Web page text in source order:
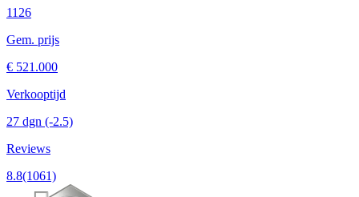
1126
Gem. prijs
€ 521.000
Verkooptijd
27 dgn (-2.5)
Reviews
8.8(1061)